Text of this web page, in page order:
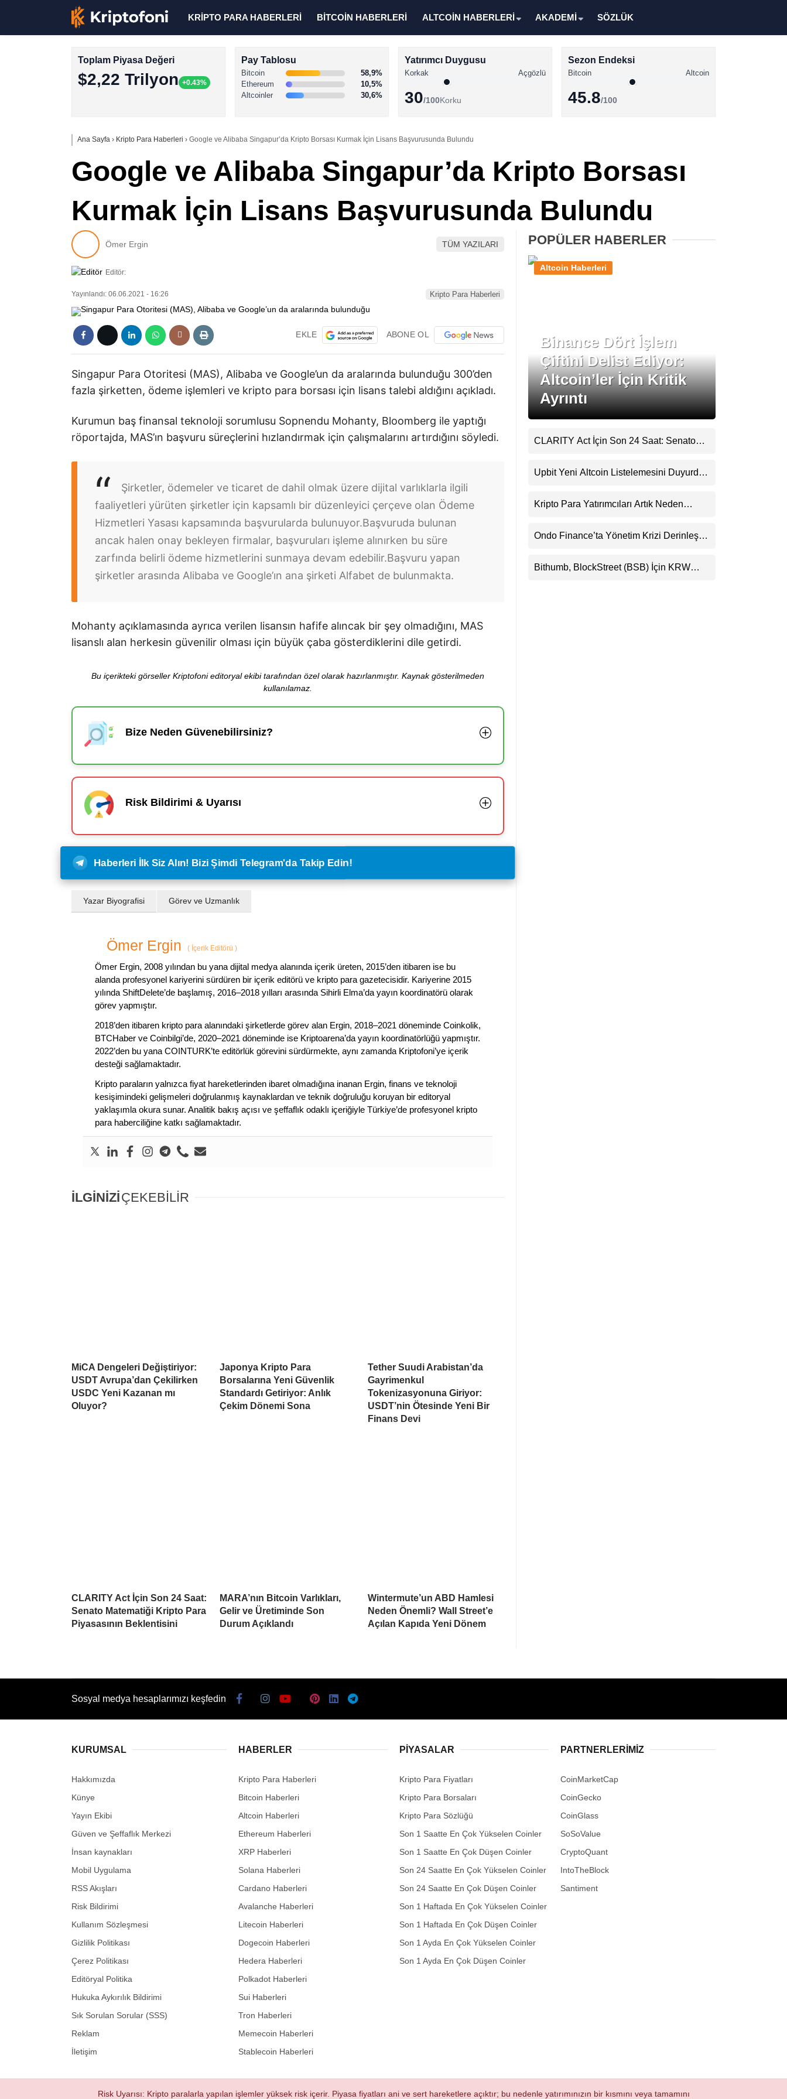
Altcoin Haberleri
XRP Haberleri
LinkedIn
Telegram
KRİPTO PARA HABERLERİ BİTCOİN HABERLERİ ALTCOİN HABERLERİ AKADEMİ SÖZLÜK
Toplam Piyasa Değeri
$2,22 Trilyon +0.43%
Pay Tablosu
Bitcoin
58,9%
Ethereum
10,5%
Altcoinler
30,6%
Yatırımcı Duygusu
Korkak Açgözlü
30/100Korku
Sezon Endeksi
Bitcoin Altcoin
45.8/100
Ana Sayfa › Kripto Para Haberleri › Google ve Alibaba Singapur’da Kripto Borsası Kurmak İçin Lisans Başvurusunda Bulundu
Google ve Alibaba Singapur’da Kripto Borsası
Kurmak İçin Lisans Başvurusunda Bulundu
Ömer Ergin TÜM YAZILARI
Editör:
Yayınlandı: 06.06.2021 - 16:26 Kripto Para Haberleri
EKLE ABONE OL
Singapur Para Otoritesi (MAS), Alibaba ve Google’un da aralarında bulunduğu 300’den
fazla şirketten, ödeme işlemleri ve kripto para borsası için lisans talebi aldığını açıkladı.
Kurumun baş finansal teknoloji sorumlusu Sopnendu Mohanty, Bloomberg ile yaptığı
röportajda, MAS’ın başvuru süreçlerini hızlandırmak için çalışmalarını artırdığını söyledi.
Şirketler, ödemeler ve ticaret de dahil olmak üzere dijital varlıklarla ilgili
faaliyetleri yürüten şirketler için kapsamlı bir düzenleyici çerçeve olan Ödeme
Hizmetleri Yasası kapsamında başvurularda bulunuyor.Başvuruda bulunan
ancak halen onay bekleyen firmalar, başvuruları işleme alınırken bu süre
zarfında belirli ödeme hizmetlerini sunmaya devam edebilir.Başvuru yapan
şirketler arasında Alibaba ve Google’ın ana şirketi Alfabet de bulunmakta.
Mohanty açıklamasında ayrıca verilen lisansın hafife alıncak bir şey olmadığını, MAS
lisanslı alan herkesin güvenilir olması için büyük çaba gösterdiklerini dile getirdi.
Bu içerikteki görseller Kriptofoni editoryal ekibi tarafından özel olarak hazırlanmıştır. Kaynak gösterilmeden
kullanılamaz.
Bize Neden Güvenebilirsiniz?
Risk Bildirimi & Uyarısı
Haberleri İlk Siz Alın! Bizi Şimdi Telegram'da Takip Edin!
Yazar Biyografisi Görev ve Uzmanlık
Ömer Ergin ( İçerik Editörü )
Ömer Ergin, 2008 yılından bu yana dijital medya alanında içerik üreten, 2015’den itibaren ise bu
alanda profesyonel kariyerini sürdüren bir içerik editörü ve kripto para gazetecisidir. Kariyerine 2015
yılında ShiftDelete’de başlamış, 2016–2018 yılları arasında Sihirli Elma’da yayın koordinatörü olarak
görev yapmıştır.
2018’den itibaren kripto para alanındaki şirketlerde görev alan Ergin, 2018–2021 döneminde Coinkolik,
BTCHaber ve Coinbilgi’de, 2020–2021 döneminde ise Kriptoarena’da yayın koordinatörlüğü yapmıştır.
2022’den bu yana COINTURK’te editörlük görevini sürdürmekte, aynı zamanda Kriptofoni’ye içerik
desteği sağlamaktadır.
Kripto paraların yalnızca fiyat hareketlerinden ibaret olmadığına inanan Ergin, finans ve teknoloji
kesişimindeki gelişmeleri doğrulanmış kaynaklardan ve teknik doğruluğu koruyan bir editoryal
yaklaşımla okura sunar. Analitik bakış açısı ve şeffaflık odaklı içeriğiyle Türkiye’de profesyonel kripto
para haberciliğine katkı sağlamaktadır.
İLGİNİZİÇEKEBİLİR
MiCA Dengeleri Değiştiriyor:
USDT Avrupa’dan Çekilirken
USDC Yeni Kazanan mı
Oluyor?
Japonya Kripto Para
Borsalarına Yeni Güvenlik
Standardı Getiriyor: Anlık
Çekim Dönemi Sona
Tether Suudi Arabistan’da
Gayrimenkul
Tokenizasyonuna Giriyor:
USDT’nin Ötesinde Yeni Bir
Finans Devi
CLARITY Act İçin Son 24 Saat:
Senato Matematiği Kripto Para
Piyasasının Beklentisini
MARA’nın Bitcoin Varlıkları,
Gelir ve Üretiminde Son
Durum Açıklandı
Wintermute’un ABD Hamlesi
Neden Önemli? Wall Street’e
Açılan Kapıda Yeni Dönem
POPÜLER HABERLER
Binance Dört İşlem
Çiftini Delist Ediyor:
Altcoin’ler İçin Kritik
Ayrıntı
Altcoin Haberleri
CLARITY Act İçin Son 24 Saat: Senato
Beklentisini Bozabilir
Upbit Yeni Altcoin Listelemesini Duyurdu:
Görecek
Kripto Para Yatırımcıları Artık Neden
Ondo Finance’ta Yönetim Krizi Derinleşti:
Kontrolü Mahkemeye Taşındı
Bithumb, BlockStreet (BSB) İçin KRW
Sosyal medya hesaplarımızı keşfedin
KURUMSAL
Hakkımızda
Künye
Yayın Ekibi
Güven ve Şeffaflık Merkezi
İnsan kaynakları
Mobil Uygulama
RSS Akışları
Risk Bildirimi
Kullanım Sözleşmesi
Gizlilik Politikası
Çerez Politikası
Editöryal Politika
Hukuka Aykırılık Bildirimi
Sık Sorulan Sorular (SSS)
Reklam
İletişim
HABERLER
Kripto Para Haberleri
Bitcoin Haberleri
Altcoin Haberleri
Ethereum Haberleri
XRP Haberleri
Solana Haberleri
Cardano Haberleri
Avalanche Haberleri
Litecoin Haberleri
Dogecoin Haberleri
Hedera Haberleri
Polkadot Haberleri
Sui Haberleri
Tron Haberleri
Memecoin Haberleri
Stablecoin Haberleri
PIYASALAR
Kripto Para Fiyatları
Kripto Para Borsaları
Kripto Para Sözlüğü
Son 1 Saatte En Çok Yükselen Coinler
Son 1 Saatte En Çok Düşen Coinler
Son 24 Saatte En Çok Yükselen Coinler
Son 24 Saatte En Çok Düşen Coinler
Son 1 Haftada En Çok Yükselen Coinler
Son 1 Haftada En Çok Düşen Coinler
Son 1 Ayda En Çok Yükselen Coinler
Son 1 Ayda En Çok Düşen Coinler
PARTNERLERIMIZ
CoinMarketCap
CoinGecko
CoinGlass
SoSoValue
CryptoQuant
IntoTheBlock
Santiment
Risk Uyarısı: Kripto paralarla yapılan işlemler yüksek risk içerir. Piyasa fiyatları ani ve sert hareketlere açıktır; bu nedenle yatırımınızın bir kısmını veya tamamını